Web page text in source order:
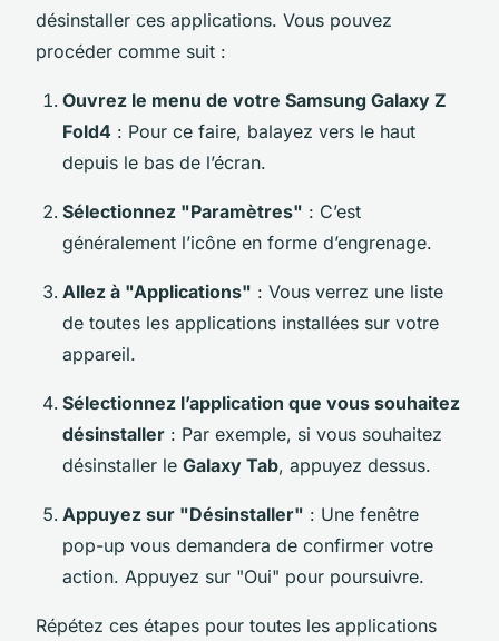
désinstaller ces applications. Vous pouvez
procéder comme suit :
Ouvrez le menu de votre Samsung Galaxy Z
Fold4 : Pour ce faire, balayez vers le haut
depuis le bas de l’écran.
Sélectionnez "Paramètres" : C’est
généralement l’icône en forme d’engrenage.
Allez à "Applications" : Vous verrez une liste
de toutes les applications installées sur votre
appareil.
Sélectionnez l’application que vous souhaitez
désinstaller : Par exemple, si vous souhaitez
désinstaller le Galaxy Tab, appuyez dessus.
Appuyez sur "Désinstaller" : Une fenêtre
pop-up vous demandera de confirmer votre
action. Appuyez sur "Oui" pour poursuivre.
Répétez ces étapes pour toutes les applications